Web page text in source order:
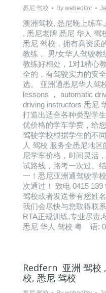
悉尼 驾校 By webeditor
澳洲驾校, 悉尼晚上练车
, 悉尼老牌 悉尼 华人 驾
悉尼 驾校，拥有高资质
教练， 男/女华人驾驶
教练好相处，1对1精心
全的，有驾驶实力的安
选。 亚洲通悉尼华人驾
lessons ， automatic
driving instructors 悉尼
打造出适合各种类型学
优价格的学车学费，给
驾驶学校根据学生的不
人 驾校 服务全悉尼地
尼学车价格，时间灵活
试路线，路考一次过。
一！悉尼亚洲通驾驶学
次通过！ 致电 0415
驾校或者发送带有您姓
我们会尽快与您取得联
RTA正规训练,专业尽责,
悉尼 华人 驾校 粤 语:
Redfern 亚洲 驾校
校, 悉尼 驾校